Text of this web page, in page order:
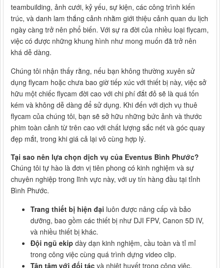
teambuilding, ảnh cưới, kỷ yếu, sự kiện, các công trình kiến
trúc, và danh lam thắng cảnh nhằm giới thiệu cảnh quan du lịch
ngày càng trở nên phổ biến. Với sự ra đời của nhiều loại flycam,
việc có được những khung hình như mong muốn đã trở nên
khá dễ dàng.
Chúng tôi nhận thấy rằng, nếu bạn không thường xuyên sử
dụng flycam hoặc chưa bao giờ tiếp xúc với thiết bị này, việc sở
hữu một chiếc flycam đời cao với chi phí đắt đỏ sẽ là quá tốn
kém và không dễ dàng để sử dụng. Khi đến với dịch vụ thuê
flycam của chúng tôi, bạn sẽ sở hữu những bức ảnh và thước
phim toàn cảnh từ trên cao với chất lượng sắc nét và góc quay
đẹp mắt, trong khi giá cả lại vô cùng hợp lý.
Tại sao nên lựa chọn dịch vụ của Eventus Bình Phước?
Chúng tôi tự hào là đơn vị tiên phong có kinh nghiệm và sự
chuyên nghiệp trong lĩnh vực này, với uy tín hàng đầu tại tỉnh
Bình Phước.
Trang thiết bị hiện đại luôn được nâng cấp và bảo
dưỡng, bao gồm các thiết bị như DJI FPV, Canon 5D IV,
và nhiều thiết bị khác.
Đội ngũ ekip dày dạn kinh nghiệm, cầu toàn và tỉ mỉ
trong công việc cùng quá trình dựng video clip.
Tận tâm với đối tác và nhiệt huyết trong công việc,